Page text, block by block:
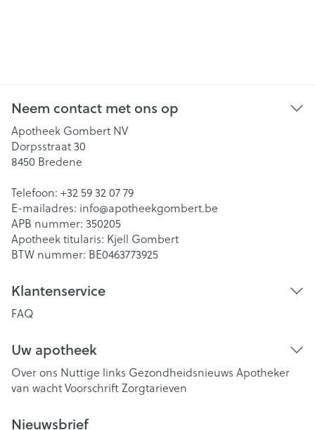
Neem contact met ons op
Apotheek Gombert NV
Dorpsstraat 30
8450 Bredene
Telefoon: +32 59 32 07 79
E-mailadres: info@apotheekgombert.be
APB nummer: 350205
Apotheek titularis: Kjell Gombert
BTW nummer: BE0463773925
Klantenservice
FAQ
Uw apotheek
Over ons Nuttige links Gezondheidsnieuws Apotheker
van wachtVoorschriftZorgtarieven
Nieuwsbrief